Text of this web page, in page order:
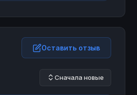
Оставить отзыв
Сначала новые